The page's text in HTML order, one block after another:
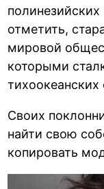
отметить,
мировой
которыми
тихоокеанских
Своих
найти свою
копировать